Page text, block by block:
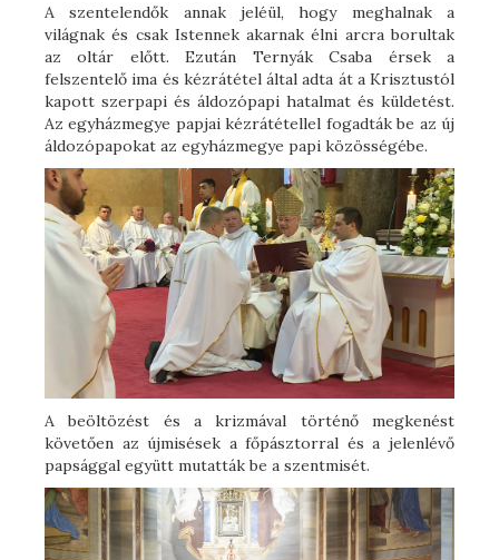
A szentelendők annak jeléül, hogy meghalnak a
világnak és csak Istennek akarnak élni arcra borultak
az oltár előtt. Ezután Ternyák Csaba érsek a
felszentelő ima és kézrátétel által adta át a Krisztustól
kapott szerpapi és áldozópapi hatalmat és küldetést.
Az egyházmegye papjai kézrátétellel fogadták be az új
áldozópapokat az egyházmegye papi közösségébe.
A beöltözést és a krizmával történő megkenést
követően az újmisések a főpásztorral és a jelenlévő
papsággal együtt mutatták be a szentmisét.